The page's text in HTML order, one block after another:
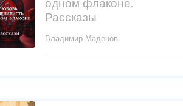
Рассказы
Владимир Маденов